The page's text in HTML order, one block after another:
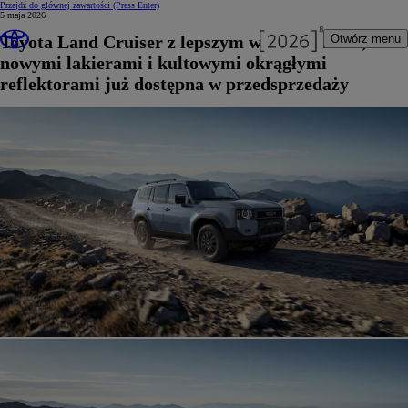
Przejdź do głównej zawartości (Press Enter)
Otwórz menu
5 maja 2026
Toyota Land Cruiser z lepszym wyposażeniem,
nowymi lakierami i kultowymi okrągłymi
reflektorami już dostępna w przedsprzedaży